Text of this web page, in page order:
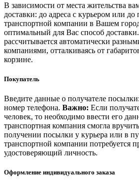
В зависимости от места жительства
доставки: до адреса с курьером или до
транспортной компании в Вашем
оптимальный для Вас способ
рассчитывается автоматически
компаниями, отталкиваясь от
корзине.
Покупатель
Введите данные о получателе
номер телефона. Важно: Если
человек, то необходимо ввести его
транспортная компания смогла
получении посылки у курьера или в
транспортной компании потребуется
удостоверяющий личность.
Оформление индивидуального заказа